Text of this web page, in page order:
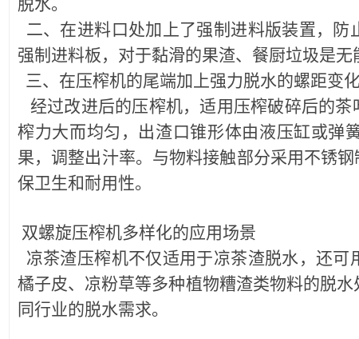
脱水。
二、在进料口处加上了强制进料版装置，
强制进料板，对于黏滑的果渣、餐厨垃圾是无
三、在压榨机的尾端加上强力脱水的螺距变
经过改进后的压榨机，适用压榨破碎后的
榨力大而均匀，出渣口锥形体由液压缸或弹
果，调整出汁率。与物料接触部分采用不锈
保卫生和耐用性。
双螺旋压榨机多样化的应用场景
凉茶渣压榨机不仅适用于凉茶渣脱水，还可
橘子皮、凉粉草等多种植物糟渣类物料的脱
同行业的脱水需求。